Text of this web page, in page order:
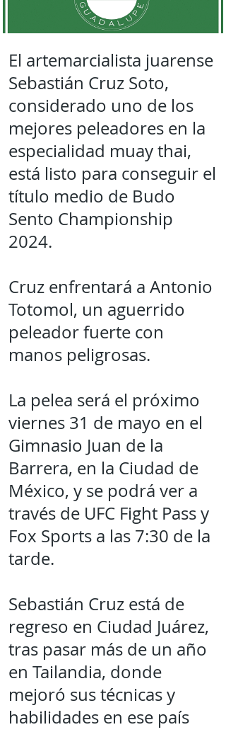
El artemarcialista juarense
Sebastián Cruz Soto,
considerado uno de los
mejores peleadores en la
especialidad muay thai,
está listo para conseguir el
título medio de Budo
Sento Championship
2024.
Cruz enfrentará a Antonio
Totomol, un aguerrido
peleador fuerte con
manos peligrosas.
La pelea será el próximo
viernes 31 de mayo en el
Gimnasio Juan de la
Barrera, en la Ciudad de
México, y se podrá ver a
través de UFC Fight Pass y
Fox Sports a las 7:30 de la
tarde.
Sebastián Cruz está de
regreso en Ciudad Juárez,
tras pasar más de un año
en Tailandia, donde
mejoró sus técnicas y
habilidades en ese país